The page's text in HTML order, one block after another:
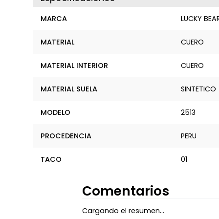
MARCA LUCKY
MATERIAL CUERO
MATERIAL INTERIOR CUERO
MATERIAL SUELA SINTETICO
MODELO 2513
PROCEDENCIA PERU
TACO 01
Comentarios
Cargando el resumen…